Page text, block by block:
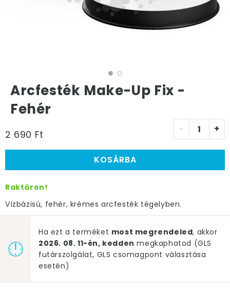
Arcfesték Make-Up Fix -
Fehér
2 690 Ft - +
KOSÁRBA
Raktáron!
Vízbázisú, fehér, krémes arcfesték tégelyben.
Ha ezt a terméket most megrendeled, akkor
2026. 08. 11-én, kedden megkaphatod (GLS
futárszolgálat, GLS csomagpont választása
esetén)